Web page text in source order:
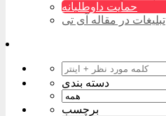
حمایت داوطلبانه
تبلیغات در مقاله آی تی
دسته بندی
برچسب